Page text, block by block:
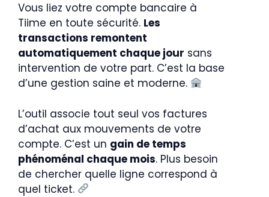
Vous liez votre compte bancaire à
Tiime en toute sécurité. Les
transactions remontent
automatiquement chaque jour sans
intervention de votre part. C’est la base
d’une gestion saine et moderne.
L’outil associe tout seul vos factures
d’achat aux mouvements de votre
compte. C’est un gain de temps
phénoménal chaque mois. Plus besoin
de chercher quelle ligne correspond à
quel ticket.